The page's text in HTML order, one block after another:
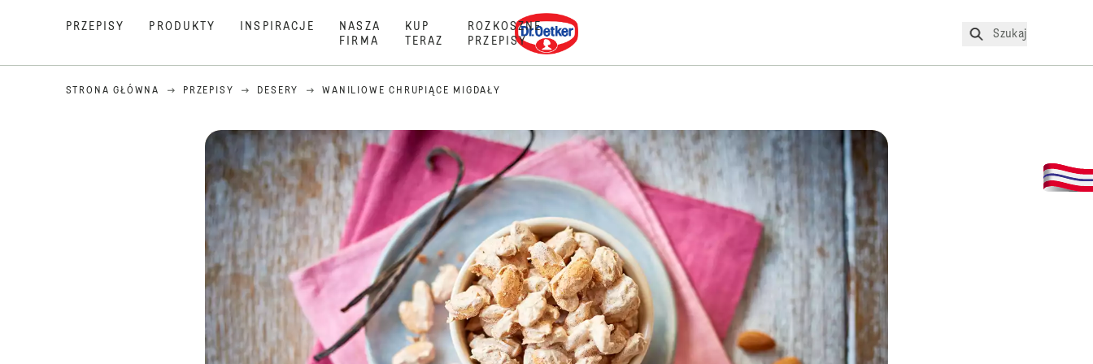
PRZEPISY PRODUKTY INSPIRACJE
NASZA
FIRMA
KUP
TERAZ
ROZKOSZNE
PRZEPISY
Dr. Oetker
Szukaj
STRONA GŁÓWNA PRZEPISY DESERY WANILIOWE CHRUPIĄCE MIGDAŁY